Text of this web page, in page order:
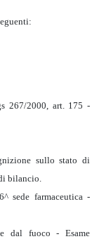
267/2000, art. 175 -
sullo stato di
bilancio.
sede farmaceutica -
dal fuoco - Esame